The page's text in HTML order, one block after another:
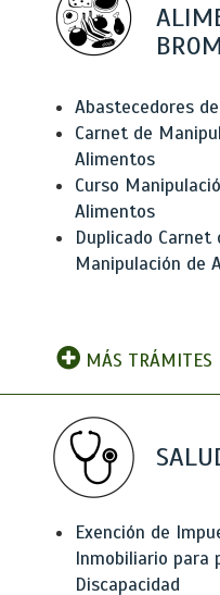
Abastecedores
Carnet de
Alimentos
Curso
Alimentos
Duplicado Carnet
Manipulación de
MÁS TRÁMITES
Exención de
Inmobiliario para
Discapacidad